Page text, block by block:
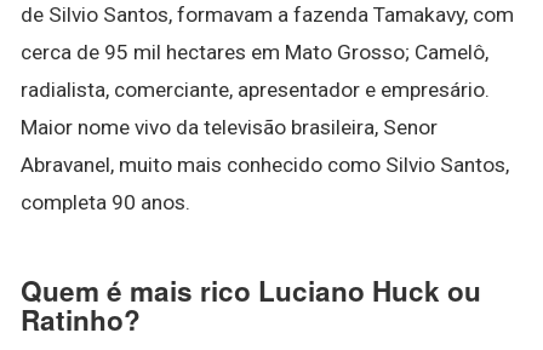
de Silvio Santos, formavam a fazenda Tamakavy, com
cerca de 95 mil hectares em Mato Grosso; Camelô,
radialista, comerciante, apresentador e empresário.
Maior nome vivo da televisão brasileira, Senor
Abravanel, muito mais conhecido como Silvio Santos,
completa 90 anos.
Quem é mais rico Luciano Huck ou
Ratinho?